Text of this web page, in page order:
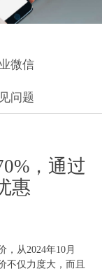
微信
问题
，通过
惠
从2024年10月
不仅力度大，而且